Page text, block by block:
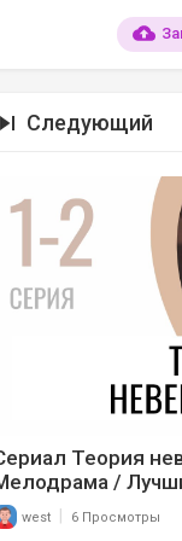
Следующий
Теория
/
west 6 Просмотры